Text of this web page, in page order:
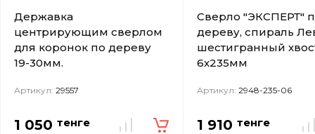
Державка
центрирующим сверлом
для коронок по дереву
19-30мм.
Артикул: 29557
1 050 тенге
Сверло "ЭКСПЕРТ"
дереву, спираль
шестигранный
6х235мм
Артикул: 2948-235-06
1 910 тенге